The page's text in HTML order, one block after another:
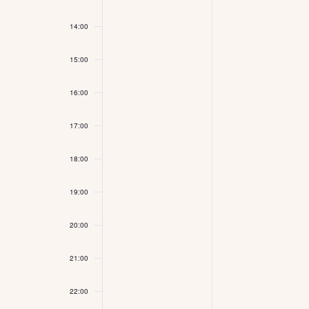
14:00
15:00
16:00
17:00
18:00
19:00
20:00
21:00
22:00